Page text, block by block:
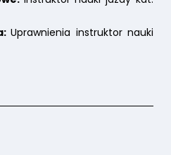
Uprawnienia instruktor nauki